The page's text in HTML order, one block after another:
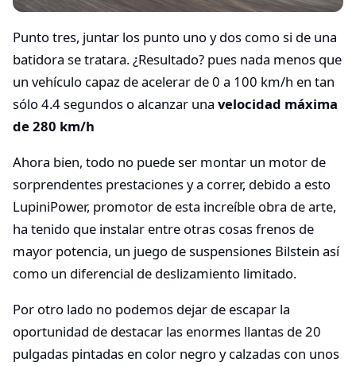
Punto tres, juntar los punto uno y dos como si de una
batidora se tratara. ¿Resultado? pues nada menos que
un vehículo capaz de acelerar de 0 a 100 km/h en tan
sólo 4.4 segundos o alcanzar una velocidad máxima
de 280 km/h
Ahora bien, todo no puede ser montar un motor de
sorprendentes prestaciones y a correr, debido a esto
LupiniPower, promotor de esta increíble obra de arte,
ha tenido que instalar entre otras cosas frenos de
mayor potencia, un juego de suspensiones Bilstein así
como un diferencial de deslizamiento limitado.
Por otro lado no podemos dejar de escapar la
oportunidad de destacar las enormes llantas de 20
pulgadas pintadas en color negro y calzadas con unos